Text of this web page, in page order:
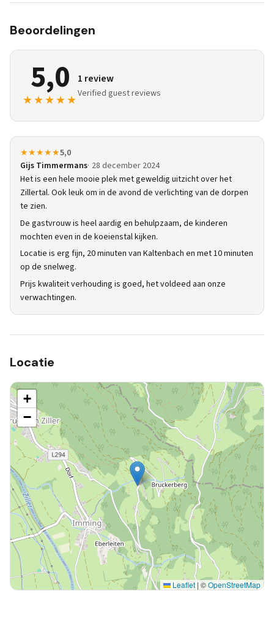
Beoordelingen
5,0
★★★★★
1 review
Verified guest reviews
★★★★★5,0
Gijs Timmermans 28 december 2024
Het is een hele mooie plek met geweldig uitzicht over het
Zillertal. Ook leuk om in de avond de verlichting van de dorpen
te zien.
De gastvrouw is heel aardig en behulpzaam, de kinderen
mochten even in de koeienstal kijken.
Locatie is erg fijn, 20 minuten van Kaltenbach en met 10 minuten
op de snelweg.
Prijs kwaliteit verhouding is goed, het voldeed aan onze
verwachtingen.
Locatie
+
−
Leaflet | ©OpenStreetMap